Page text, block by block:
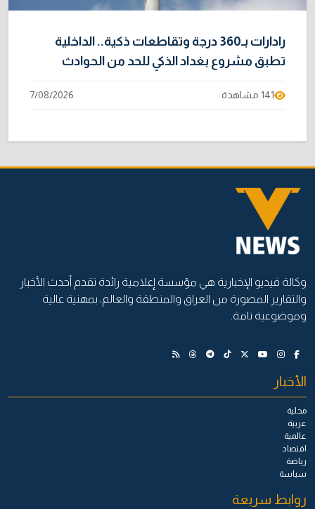
رادارات بـ360 درجة وتقاطعات ذكية.. الداخلية
تطبق مشروع بغداد الذكي للحد من الحوادث
141 مشاهدة 7/08/2026
وكالة فيديو الإخبارية هي مؤسسة إعلامية رائدة تقدم أحدث الأخبار
والتقارير المصورة من العراق والمنطقة والعالم، بمهنية عالية
وموضوعية تامة.
الأخبار
محلية
عربية
عالمية
اقتصاد
رياضة
سياسة
روابط سريعة